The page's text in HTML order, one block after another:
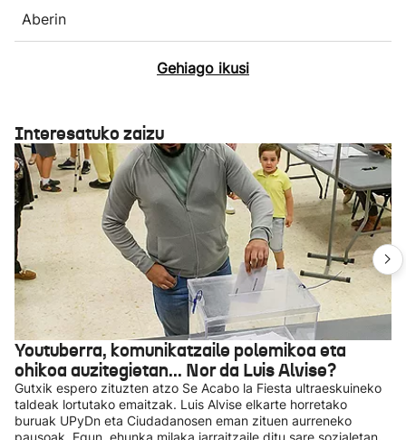
Aberin
Gehiago ikusi
Interesatuko zaizu
Youtuberra, komunikatzaile polemikoa eta
ohikoa auzitegietan... Nor da Luis Alvise?
Gutxik espero zituzten atzo Se Acabo la Fiesta ultraeskuineko
taldeak lortutako emaitzak. Luis Alvise elkarte horretako
buruak UPyDn eta Ciudadanosen eman zituen aurreneko
pausoak. Egun, ehunka milaka jarraitzaile ditu sare sozialetan.